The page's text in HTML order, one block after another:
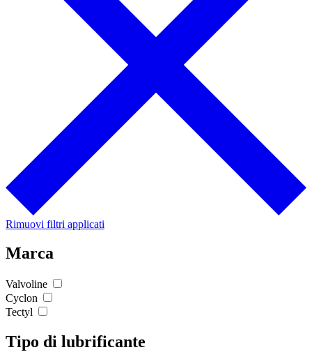
Rimuovi filtri applicati
Marca
Valvoline
Cyclon
Tectyl
Tipo di lubrificante